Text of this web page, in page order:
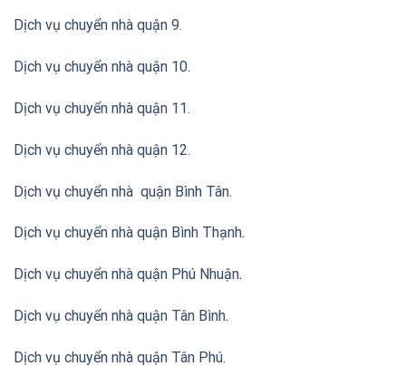
Dịch vụ chuyển nhà quận 9.
Dịch vụ chuyển nhà quận 10.
Dịch vụ chuyển nhà quận 11.
Dịch vụ chuyển nhà quận 12.
Dịch vụ chuyển nhà quận Bình Tân.
Dịch vụ chuyển nhà quận Bình Thạnh.
Dịch vụ chuyển nhà quận Phú Nhuận.
Dịch vụ chuyển nhà quận Tân Bình.
Dịch vụ chuyển nhà quận Tân Phú.